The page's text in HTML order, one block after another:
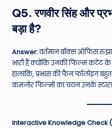
Q5. रणवीर सिंह और
बड़ा है?
Answer:वर्तमान बॉक्स ऑफिस
भारी है क्योंकि उनकी फिल्म कंटेंट के
हालांकि, प्रभास की फैन फॉलोइंग
कमजोर फिल्मों का चयन उनके
Interactive Knowledge Check